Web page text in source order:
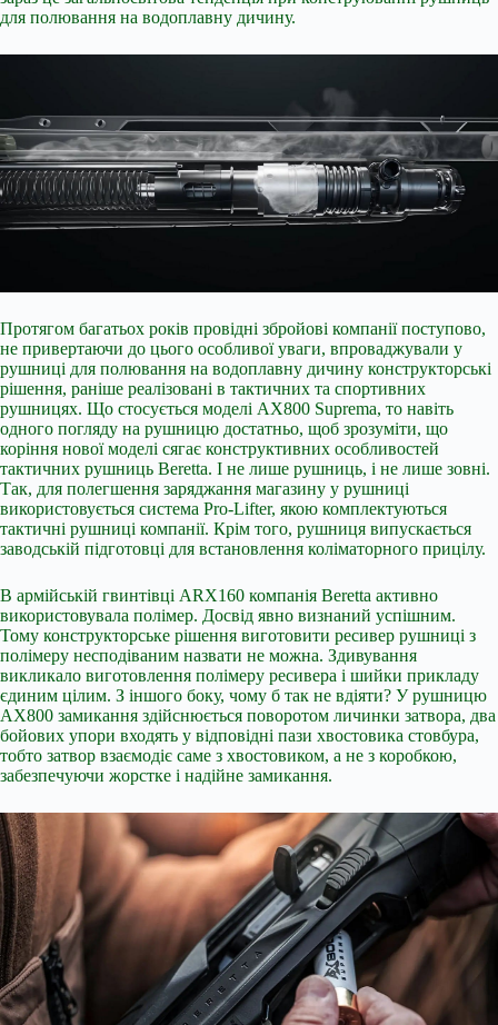
для полювання на водоплавну дичину.
Протягом багатьох років провідні збройові компанії поступово,
не привертаючи до цього особливої уваги, впроваджували у
рушниці для полювання на водоплавну дичину конструкторські
рішення, раніше реалізовані в тактичних та спортивних
рушницях. Що стосується моделі AX800 Suprema, то навіть
одного погляду на рушницю достатньо, щоб зрозуміти, що
коріння нової моделі сягає конструктивних особливостей
тактичних рушниць Beretta. І не лише рушниць, і не лише зовні.
Так, для полегшення заряджання магазину у рушниці
використовується система Pro-Lifter, якою комплектуються
тактичні рушниці компанії. Крім того, рушниця випускається
заводській підготовці для встановлення коліматорного прицілу.
В армійській гвинтівці ARX160 компанія Beretta активно
використовувала полімер. Досвід явно визнаний успішним.
Тому конструкторське рішення виготовити ресивер рушниці з
полімеру несподіваним назвати не можна. Здивування
викликало виготовлення полімеру ресивера і шийки прикладу
єдиним цілим. З іншого боку, чому б так не вдіяти? У рушницю
AX800 замикання здійснюється поворотом личинки затвора, два
бойових упори входять у відповідні пази хвостовика стовбура,
тобто затвор взаємодіє саме з хвостовиком, а не з коробкою,
забезпечуючи жорстке і надійне замикання.